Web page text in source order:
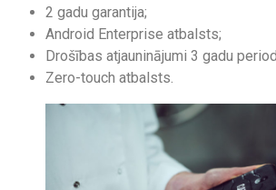
2 gadu garantija;
Android Enterprise atbalsts;
Drošības atjauninājumi 3 gadu
Zero-touch atbalsts.